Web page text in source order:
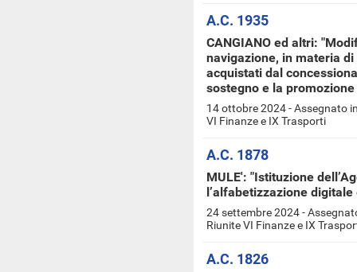
A.C. 1935
CANGIANO ed altri:
navigazione, in materia
acquistati dal
sostegno e la
14 ottobre 2024 - Assegnato
VI Finanze e IX Trasporti
A.C. 1878
MULE': "Istituzione
l’alfabetizzazione
24 settembre 2024 -
Riunite VI Finanze e IX
A.C. 1826